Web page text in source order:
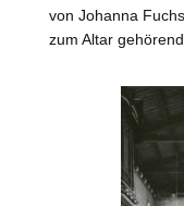
von Johanna
zum Altar